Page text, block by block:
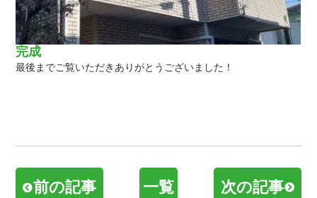
完成
最後までご覧いただきありがとうございました！
前の記事 一覧 次の記事